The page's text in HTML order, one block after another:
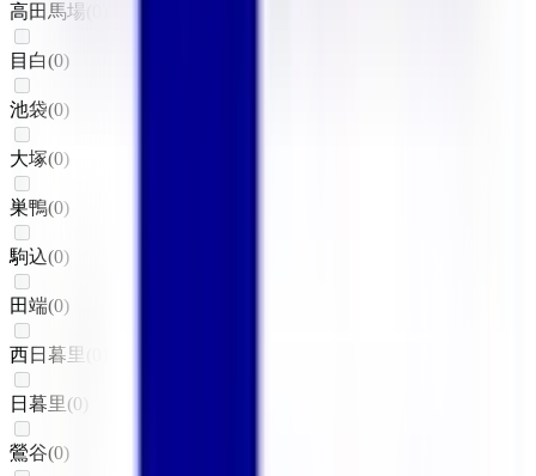
高田馬場
目白(0)
池袋(0)
大塚(0)
巣鴨(0)
駒込(0)
田端(0)
西日暮里
日暮里(0
鶯谷(0)